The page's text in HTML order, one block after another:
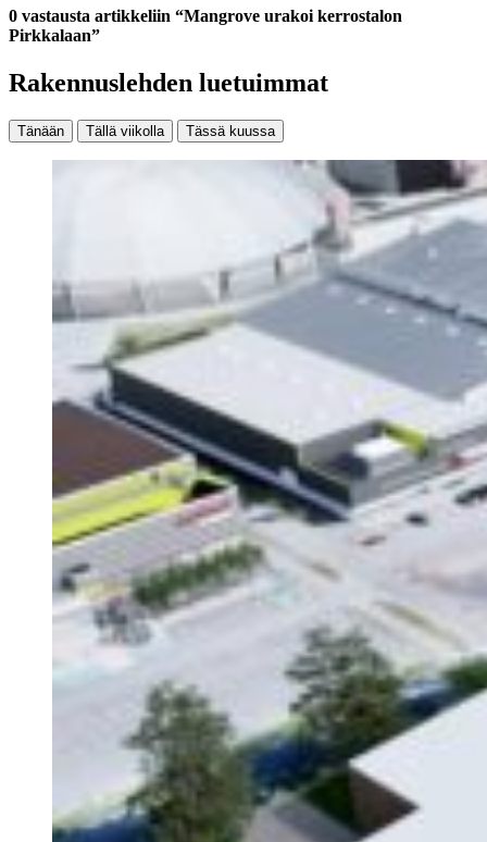
0 vastausta artikkeliin “Mangrove urakoi kerrostalon
Pirkkalaan”
Rakennuslehden luetuimmat
Tänään Tällä viikolla Tässä kuussa